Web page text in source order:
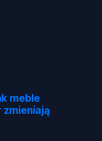
meble
zmieniają